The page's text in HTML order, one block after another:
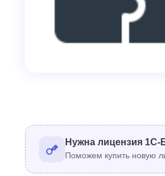
Нужна лицензия 1С-
Поможем купить новую